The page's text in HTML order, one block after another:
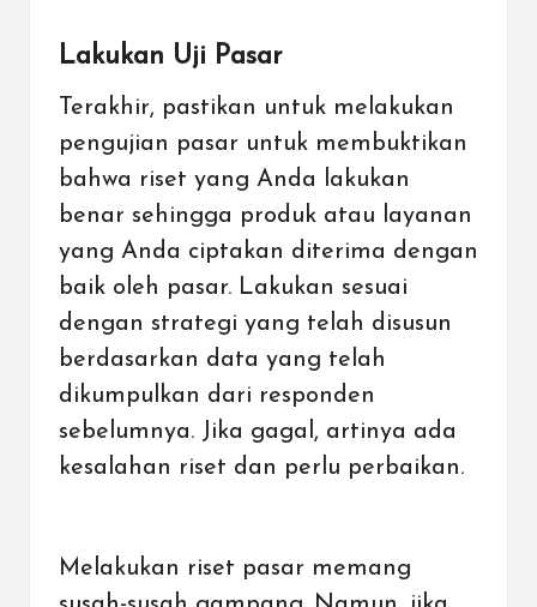
Lakukan Uji Pasar
Terakhir, pastikan untuk melakukan
pengujian pasar untuk membuktikan
bahwa riset yang Anda lakukan
benar sehingga produk atau layanan
yang Anda ciptakan diterima dengan
baik oleh pasar. Lakukan sesuai
dengan strategi yang telah disusun
berdasarkan data yang telah
dikumpulkan dari responden
sebelumnya. Jika gagal, artinya ada
kesalahan riset dan perlu perbaikan.
Melakukan riset pasar memang